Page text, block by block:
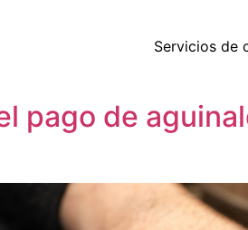
Servicios de
pago de